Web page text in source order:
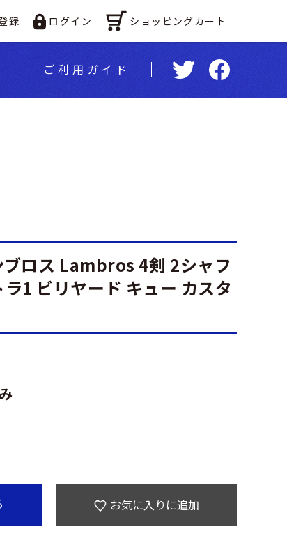
録 ログイン ショッピングカート
ご利⽤ガイド
ロス Lambros 4剣 2シャフ
ラ1 ビリヤード キュー カスタ
お気に入りに追加